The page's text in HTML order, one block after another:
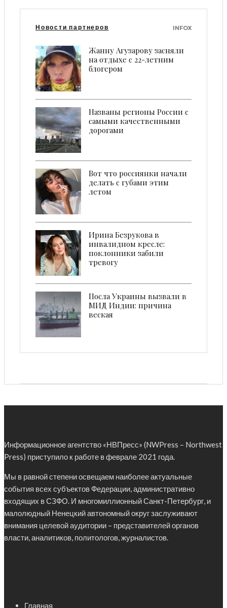
Новости партнеров INFOX
Жанну Агузарову засняли
на отдыхе с 22-летним
блогером
Названы регионы России с
самыми качественными
дорогами
Вот что россиянки начали
делать с губами этим
летом
Ирина Безрукова в
инвалидном кресле:
поклонники забили
тревогу
Посла Украины вызвали в
МИД Индии: причина
веская
Информационное агентство «НВПресс» (NWPress – Northwest
Press) приступило к работе в феврале 2021 года.
Мы в равной степени освещаем наиболее актуальные
события всех субъектов Федерации, административно
входящих в СЗФО. И многомиллионный Санкт-Петербург, и
малолюдный Ненецкий автономный округ заслуживают
внимания целевой аудитории – представителей органов
власти, аналитиков, политологов, журналистов.
Главная